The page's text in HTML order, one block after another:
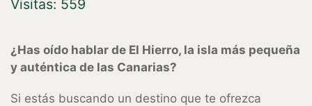
Visitas: 559
¿Has oído hablar de El Hierro, la isla más pequeña
y auténtica de las Canarias?
Si estás buscando un destino que te ofrezca